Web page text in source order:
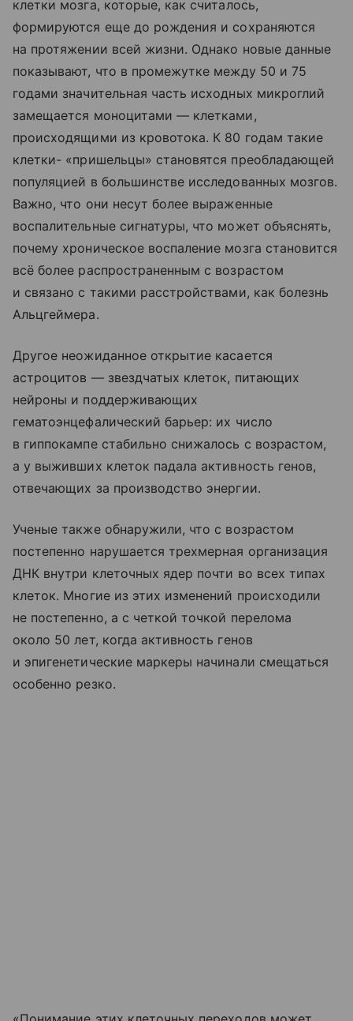
клетки мозга, которые, как считалось,
формируются еще до рождения и сохраняются
на протяжении всей жизни. Однако новые данные
показывают, что в промежутке между 50 и 75
годами значительная часть исходных микроглий
замещается моноцитами — клетками,
происходящими из кровотока. К 80 годам такие
клетки- «пришельцы» становятся преобладающей
популяцией в большинстве исследованных мозгов.
Важно, что они несут более выраженные
воспалительные сигнатуры, что может объяснять,
почему хроническое воспаление мозга становится
всё более распространенным с возрастом
и связано с такими расстройствами, как болезнь
Альцгеймера.
Другое неожиданное открытие касается
астроцитов — звездчатых клеток, питающих
нейроны и поддерживающих
гематоэнцефалический барьер: их число
в гиппокампе стабильно снижалось с возрастом,
а у выживших клеток падала активность генов,
отвечающих за производство энергии.
Ученые также обнаружили, что с возрастом
постепенно нарушается трехмерная организация
ДНК внутри клеточных ядер почти во всех типах
клеток. Многие из этих изменений происходили
не постепенно, а с четкой точкой перелома
около 50 лет, когда активность генов
и эпигенетические маркеры начинали смещаться
особенно резко.